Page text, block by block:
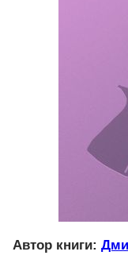
Автор книги: